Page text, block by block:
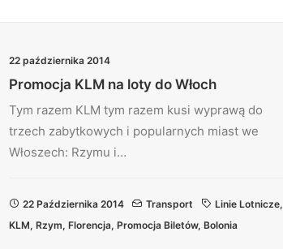
22 października 2014
Promocja KLM na loty do Włoch
Tym razem KLM tym razem kusi wyprawą do
trzech zabytkowych i popularnych miast we
Włoszech: Rzymu i…
22 Października 2014 Transport Linie Lotnicze,
KLM, Rzym, Florencja, Promocja Biletów, Bolonia